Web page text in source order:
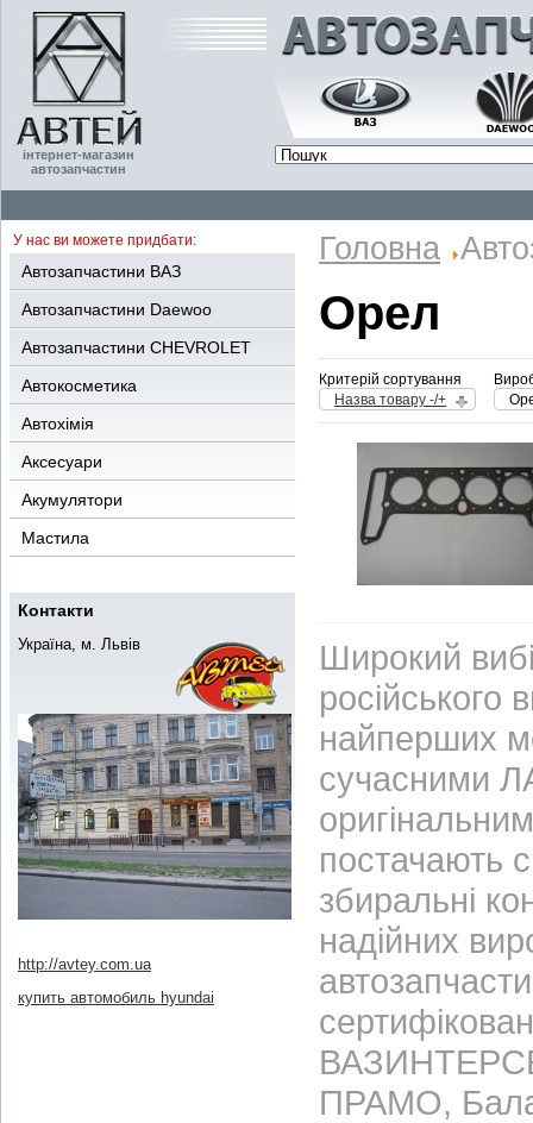
інтернет-магазин
автозапчастин
У нас ви можете придбати:
Автозапчастини ВАЗ
Автозапчастини Daewoo
Автозапчастини CHEVROLET
Автокосметика
Автохімія
Аксесуари
Акумулятори
Мастила
Контакти
Україна, м. Львів
http://avtey.com.ua
купить автомобиль hyundai
Головна
Орел
Критерій сортування
Назва товару -/+
Широкий
найперших
сучасними
постачають
збиральні
надійних
ПРАМО,